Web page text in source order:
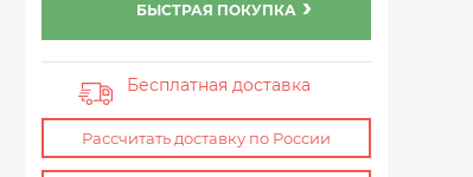
БЫСТРАЯ ПОКУПКА
Бесплатная доставка
Рассчитать доставку по России